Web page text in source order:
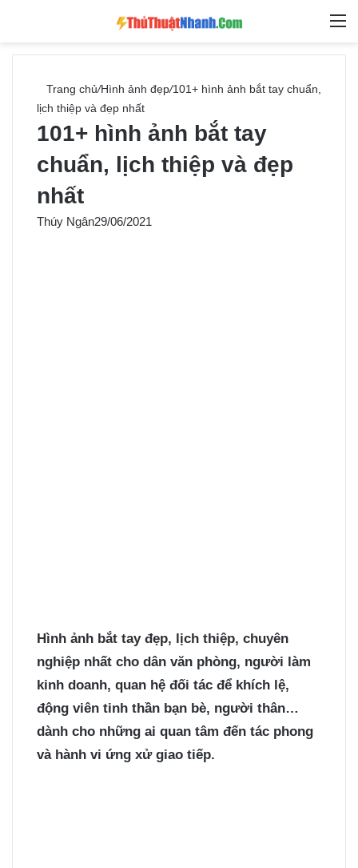
Tìm
Trang chủ/Hình ảnh đẹp/101+ hình ảnh bắt tay chuẩn,
lịch thiệp và đẹp nhất
101+ hình ảnh bắt tay
chuẩn, lịch thiệp và đẹp
nhất
Thúy Ngân29/06/2021
Hình ảnh bắt tayđẹp, lịch thiệp, chuyên
nghiệp nhất cho dân văn phòng, người làm
kinh doanh, quan hệ đối tác để khích lệ,
động viên tinh thần bạn bè, người thân…
dành cho những ai quan tâm đến tác phong
và hành vi ứng xử giao tiếp.